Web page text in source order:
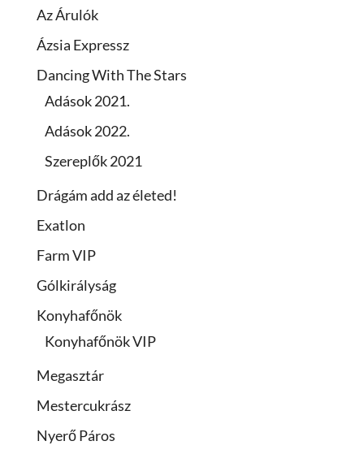
Az Árulók
Ázsia Expressz
Dancing With The Stars
Adások 2021.
Adások 2022.
Szereplők 2021
Drágám add az életed!
Exatlon
Farm VIP
Gólkirályság
Konyhafőnök
Konyhafőnök VIP
Megasztár
Mestercukrász
Nyerő Páros